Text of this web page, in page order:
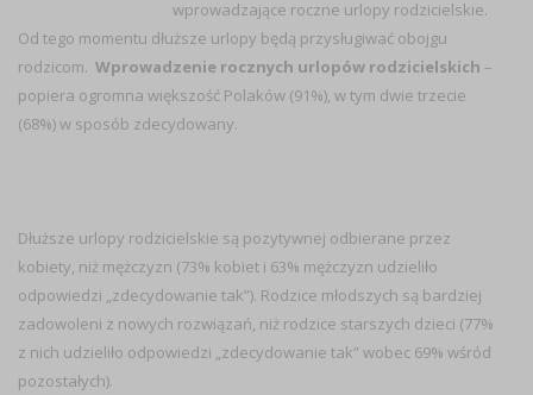
wprowadzające roczne urlopy rodzicielskie.
Od tego momentu dłuższe urlopy będą przysługiwać obojgu
rodzicom. Wprowadzenie rocznych urlopów rodzicielskich –
popiera ogromna większość Polaków (91%), w tym dwie trzecie
(68%) w sposób zdecydowany.
Dłuższe urlopy rodzicielskie są pozytywnej odbierane przez
kobiety, niż mężczyzn (73% kobiet i 63% mężczyzn udzieliło
odpowiedzi „zdecydowanie tak”). Rodzice młodszych są bardziej
zadowoleni z nowych rozwiązań, niż rodzice starszych dzieci (77%
z nich udzieliło odpowiedzi „zdecydowanie tak” wobec 69% wśród
pozostałych).